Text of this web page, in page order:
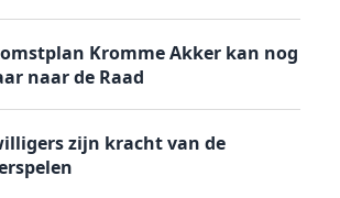
Kromme Akker kan nog
naar de Raad
zijn kracht van de